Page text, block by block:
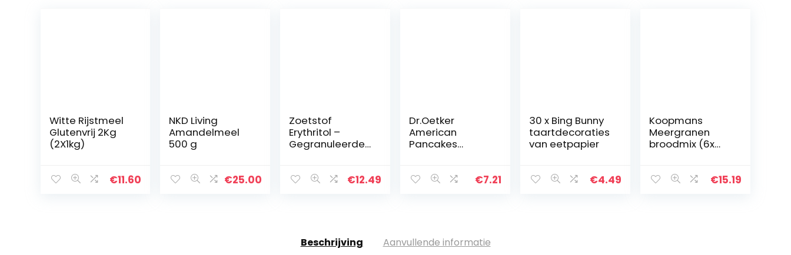
Witte Rijstmeel
Glutenvrij 2Kg
(2X1kg)
€11.60
NKD Living
Amandelmeel
500 g
€25.00
Zoetstof
Erythritol –
Gegranuleerde
– Geen GMO – 0
€12.49
Dr.Oetker
American
Pancakes
pancakes (300
€7.21
30 x Bing Bunny
taartdecoraties
van eetpapier
€4.49
Koopmans
Meergranen
broodmix (6x
pitten, mix
€15.19
Beschrijving Aanvullende informatie